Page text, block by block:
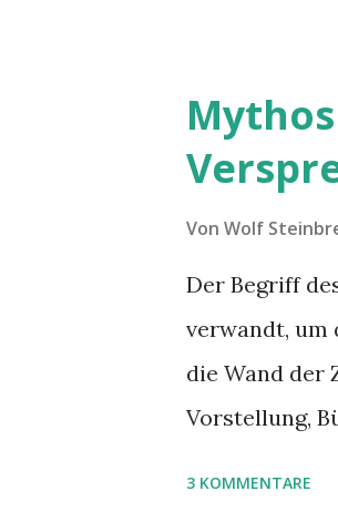
Von Wolf
Der Begriff
verwandt, um
die Wand der
Vorstellung,
3 KOMMENTARE